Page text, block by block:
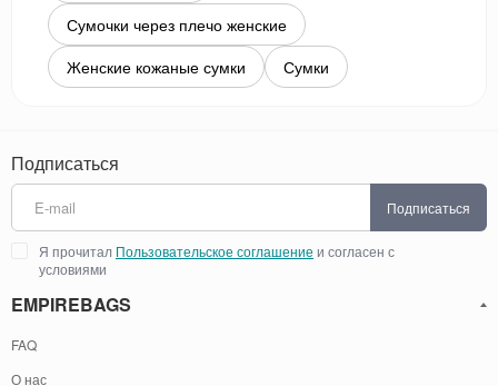
Сумочки через плечо женские
Женские кожаные сумки
Сумки
Подписаться
Подписаться
Я прочитал Пользовательское соглашение и согласен с
условиями
EMPIREBAGS
FAQ
О нас